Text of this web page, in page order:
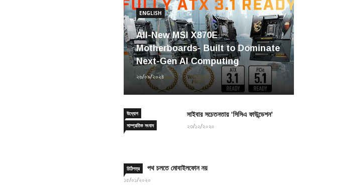
ENGLISH
All-New MSI X870E
Motherboards- Built to Dominate
Next-Gen AI Computing
২৬/০৯/২০২৪
উদ্যোগ
সাম্প্রতিক সংবাদ
সাইবার সচেতনতায় ‘সিসিএ ফাউন্ডেশন’
২৩/১২/২০২০
চিঠিপত্র পথ চলতে মোবাইলফোন নয়
১৫/০১/২০২০